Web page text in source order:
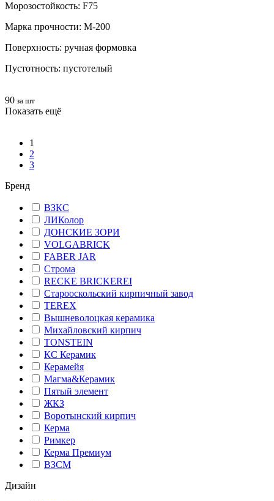
Морозостойкость: F75
Марка прочности: М-200
Поверхность: ручная формовка
Пустотность: пустотелый
90 за шт
Показать ещё
1
2
3
Бренд
ВЗКС
ЛИКолор
ДОНСКИЕ ЗОРИ
VOLGABRICK
FABER JAR
Строма
RECKE BRICKEREI
Старооскольский кирпичный завод
TEREX
Вышневолоцкая керамика
Михайловский кирпич
TONSTEIN
КС Керамик
Керамейя
Магма&Керамик
Пятый элемент
ЖКЗ
Воротынский кирпич
Керма
Римкер
Керма Премиум
ВЗСМ
Дизайн